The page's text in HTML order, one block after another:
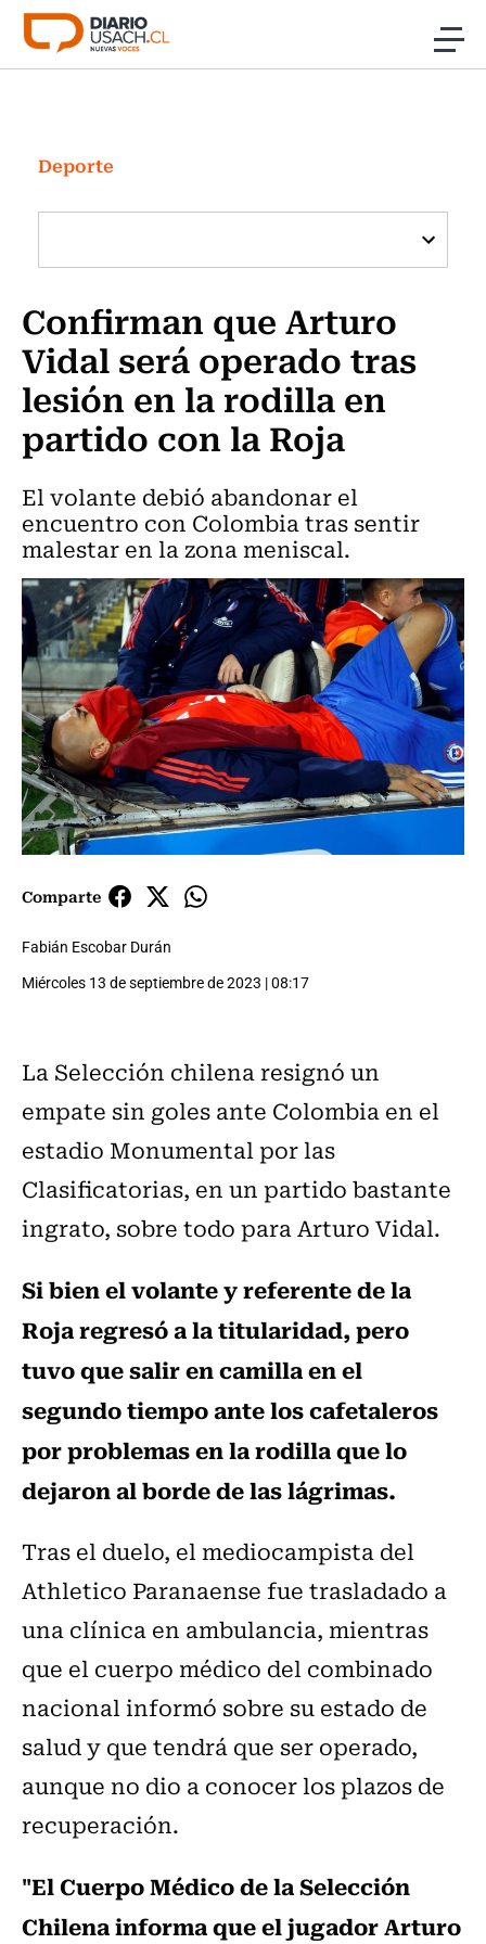
Click acá para ir directamente al contenido
Investigación
Cultura
Programas Radio y TV Usach
Deporte
Confirman que Arturo
Vidal será operado tras
lesión en la rodilla en
partido con la Roja
El volante debió abandonar el
encuentro con Colombia tras sentir
malestar en la zona meniscal.
Comparte
Fabián Escobar Durán
Miércoles 13 de septiembre de 2023 | 08:17
La Selección chilena resignó un
empate sin goles ante Colombia en el
estadio Monumental por las
Clasificatorias, en un partido bastante
ingrato, sobre todo para Arturo Vidal.
Si bien el volante y referente de la
Roja regresó a la titularidad, pero
tuvo que salir en camilla en el
segundo tiempo ante los cafetaleros
por problemas en la rodilla que lo
dejaron al borde de las lágrimas.
Tras el duelo, el mediocampista del
Athletico Paranaense fue trasladado a
una clínica en ambulancia, mientras
que el cuerpo médico del combinado
nacional informó sobre su estado de
salud y que tendrá que ser operado,
aunque no dio a conocer los plazos de
recuperación.
"El Cuerpo Médico de la Selección
Chilena informa que el jugador Arturo